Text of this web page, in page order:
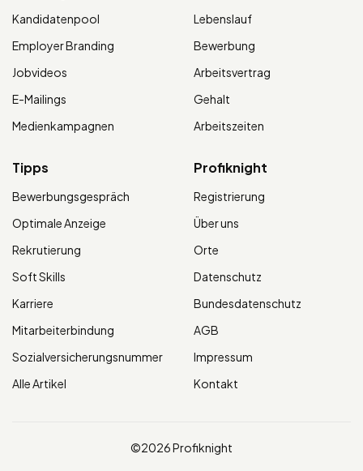
Kandidatenpool
Employer Branding
Jobvideos
E-Mailings
Medienkampagnen
Lebenslauf
Bewerbung
Arbeitsvertrag
Gehalt
Arbeitszeiten
Tipps
Bewerbungsgespräch
Optimale Anzeige
Rekrutierung
Soft Skills
Karriere
Mitarbeiterbindung
Sozialversicherungsnummer
Alle Artikel
Profiknight
Registrierung
Über uns
Orte
Datenschutz
Bundesdatenschutz
AGB
Impressum
Kontakt
©2026 Profiknight